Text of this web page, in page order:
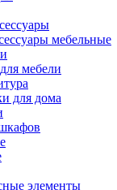
мебельные
мебели
для дома
элементы